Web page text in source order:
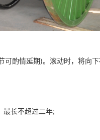
酌情延期)。滚动时，将向
最长不超过二年;